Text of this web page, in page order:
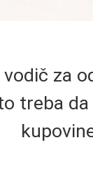
za
treba